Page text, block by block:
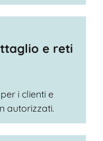
e reti
i clienti e
autorizzati.